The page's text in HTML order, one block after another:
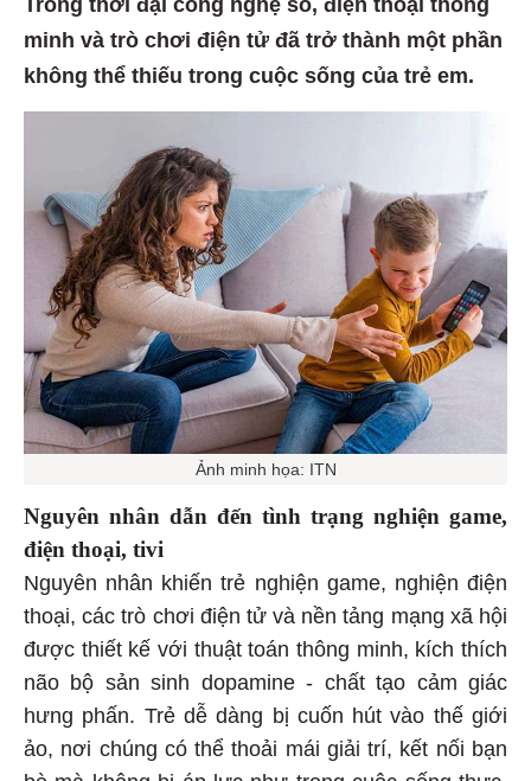
minh và trò chơi điện tử đã trở thành một phần
không thể thiếu trong cuộc sống của trẻ em.
Ảnh minh họa: ITN
Nguyên nhân dẫn đến tình trạng nghiện game,
điện thoại, tivi
Nguyên nhân khiến trẻ nghiện game, nghiện điện
thoại, các trò chơi điện tử và nền tảng mạng xã hội
được thiết kế với thuật toán thông minh, kích thích
não bộ sản sinh dopamine - chất tạo cảm giác
hưng phấn. Trẻ dễ dàng bị cuốn hút vào thế giới
ảo, nơi chúng có thể thoải mái giải trí, kết nối bạn